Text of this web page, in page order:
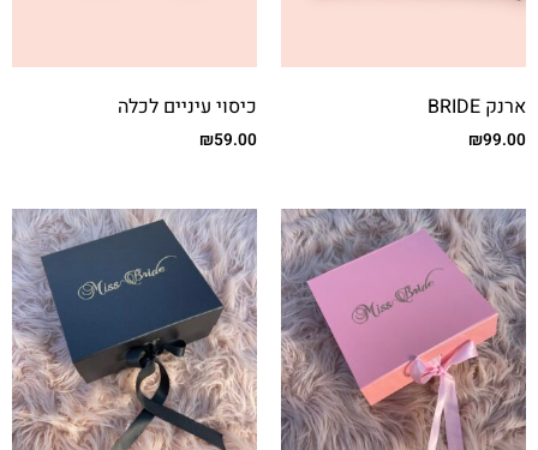
ארנק BRIDE
₪99.00
כיסוי עיניים לכלה
₪59.00